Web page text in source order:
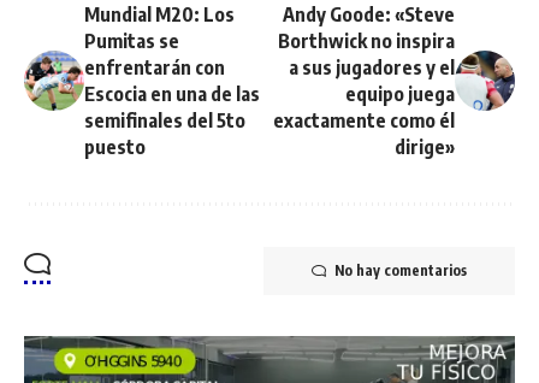
Mundial M20: Los
Pumitas se
enfrentarán con
Escocia en una de las
semifinales del 5to
puesto
Andy Goode: «Steve
Borthwick no inspira
a sus jugadores y el
equipo juega
exactamente como él
dirige»
No hay comentarios